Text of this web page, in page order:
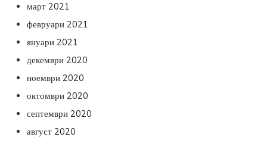
март 2021
февруари 2021
януари 2021
декември 2020
ноември 2020
октомври 2020
септември 2020
август 2020